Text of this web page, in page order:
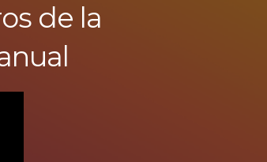
de la